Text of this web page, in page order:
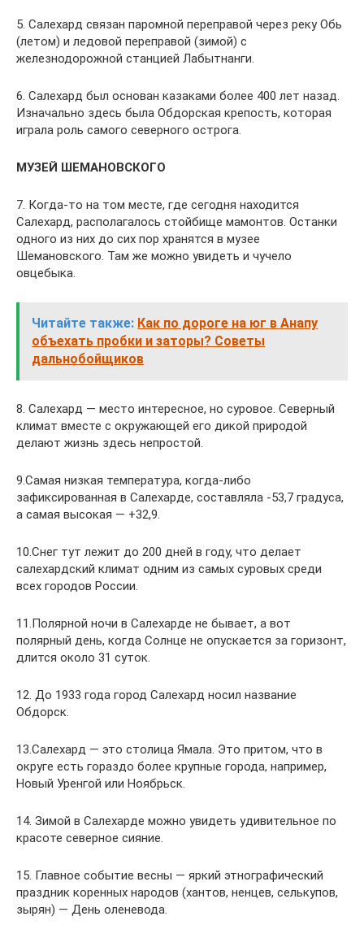
5. Салехард связан паромной переправой через реку Обь
(летом) и ледовой переправой (зимой) с
железнодорожной станцией Лабытнанги.
6. Салехард был основан казаками более 400 лет назад.
Изначально здесь была Обдорская крепость, которая
играла роль самого северного острога.
МУЗЕЙ ШЕМАНОВСКОГО
7. Когда-то на том месте, где сегодня находится
Салехард, располагалось стойбище мамонтов. Останки
одного из них до сих пор хранятся в музее
Шемановского. Там же можно увидеть и чучело
овцебыка.
Читайте также: Как по дороге на юг в Анапу
объехать пробки и заторы? Советы
дальнобойщиков
8. Салехард — место интересное, но суровое. Северный
климат вместе с окружающей его дикой природой
делают жизнь здесь непростой.
9.Самая низкая температура, когда-либо
зафиксированная в Салехарде, составляла -53,7 градуса,
а самая высокая — +32,9.
10.Снег тут лежит до 200 дней в году, что делает
салехардский климат одним из самых суровых среди
всех городов России.
11.Полярной ночи в Салехарде не бывает, а вот
полярный день, когда Солнце не опускается за горизонт,
длится около 31 суток.
12. До 1933 года город Салехард носил название
Обдорск.
13.Салехард — это столица Ямала. Это притом, что в
округе есть гораздо более крупные города, например,
Новый Уренгой или Ноябрьск.
14. Зимой в Салехарде можно увидеть удивительное по
красоте северное сияние.
15. Главное событие весны — яркий этнографический
праздник коренных народов (хантов, ненцев, селькупов,
зырян) — День оленевода.